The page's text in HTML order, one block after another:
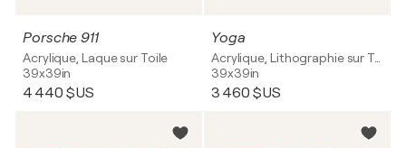
Porsche 911
Acrylique, Laque sur Toile
39x39in
4 440 $US
Yoga
39x39in
3 460 $US